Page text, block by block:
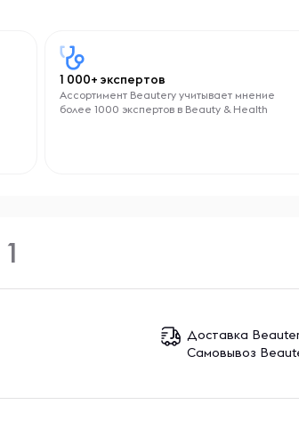
1 000+ экспертов
Ассортимент Beautery учитывает мнение
более 1000 экспертов в Beauty & Health
1
Доставка
Самовывоз